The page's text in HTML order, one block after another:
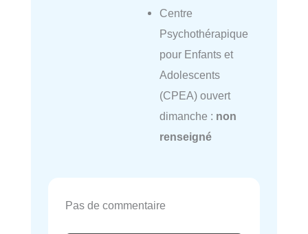
Centre
Psychothérapique
pour Enfants et
Adolescents
(CPEA) ouvert
dimanche : non
renseigné
Pas de commentaire